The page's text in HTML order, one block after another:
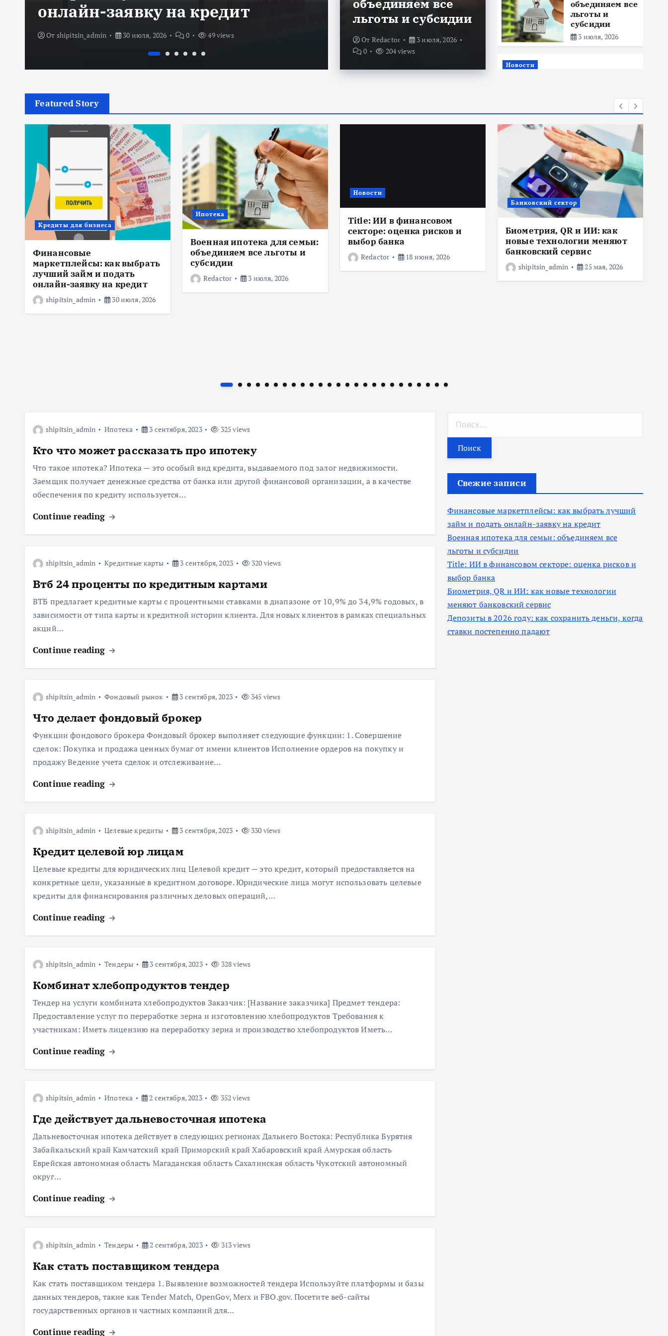
онлайн-заявку на кредит
От shipitsin_admin 30 июля, 2026 0 49 views
субсидии
От Redactor 3 июля, 2026 204 views
объединяем все
льготы и субсидии
От Redactor
3 июля, 2026
0
204 views
объединяем все
льготы и
субсидии
3 июля, 2026
Новости
Featured Story
Кредиты для бизнеса
Финансовые
маркетплейсы: как выбрать
лучший займ и подать
онлайн-заявку на кредит
shipitsin_admin 30 июля, 2026
Ипотека
Военная ипотека для семьи:
объединяем все льготы и
субсидии
Redactor 3 июля, 2026
Новости
Title: ИИ в финансовом
секторе: оценка рисков и
выбор банка
Redactor 18 июня, 2026
Банковский сектор
Биометрия, QR и ИИ: как
новые технологии меняют
банковский сервис
shipitsin_admin 25 мая, 2026
shipitsin_admin Ипотека 3 сентября, 2023 325 views
Кто что может рассказать про ипотеку
Что такое ипотека? Ипотека — это особый вид кредита, выдаваемого под залог недвижимости.
Заемщик получает денежные средства от банка или другой финансовой организации, а в качестве
обеспечения по кредиту используется…
Continue reading
shipitsin_admin Кредитные карты 3 сентября, 2023 320 views
Втб 24 проценты по кредитным картами
ВТБ предлагает кредитные карты с процентными ставками в диапазоне от 10,9% до 34,9% годовых, в
зависимости от типа карты и кредитной истории клиента. Для новых клиентов в рамках специальных
акций…
Continue reading
shipitsin_admin Фондовый рынок 3 сентября, 2023 345 views
Что делает фондовый брокер
Функции фондового брокера Фондовый брокер выполняет следующие функции: 1. Совершение
сделок: Покупка и продажа ценных бумаг от имени клиентов Исполнение ордеров на покупку и
продажу Ведение учета сделок и отслеживание…
Continue reading
shipitsin_admin Целевые кредиты 3 сентября, 2023 330 views
Кредит целевой юр лицам
Целевые кредиты для юридических лиц Целевой кредит — это кредит, который предоставляется на
конкретные цели, указанные в кредитном договоре. Юридические лица могут использовать целевые
кредиты для финансирования различных деловых операций,…
Continue reading
shipitsin_admin Тендеры 3 сентября, 2023 328 views
Комбинат хлебопродуктов тендер
Тендер на услуги комбината хлебопродуктов Заказчик: [Название заказчика] Предмет тендера:
Предоставление услуг по переработке зерна и изготовлению хлебопродуктов Требования к
участникам: Иметь лицензию на переработку зерна и производство хлебопродуктов Иметь…
Continue reading
shipitsin_admin Ипотека 2 сентября, 2023 352 views
Где действует дальневосточная ипотека
Дальневосточная ипотека действует в следующих регионах Дальнего Востока: Республика Бурятия
Забайкальский край Камчатский край Приморский край Хабаровский край Амурская область
Еврейская автономная область Магаданская область Сахалинская область Чукотский автономный
округ…
Continue reading
shipitsin_admin Тендеры 2 сентября, 2023 313 views
Как стать поставщиком тендера
Как стать поставщиком тендера 1. Выявление возможностей тендера Используйте платформы и базы
данных тендеров, такие как Tender Match, OpenGov, Merx и FBO.gov. Посетите веб-сайты
государственных органов и частных компаний для…
Continue reading
т
и
Свежие записи
Финансовые маркетплейсы: как выбрать лучший
займ и подать онлайн-заявку на кредит
Военная ипотека для семьи: объединяем все
льготы и субсидии
Title: ИИ в финансовом секторе: оценка рисков и
выбор банка
Биометрия, QR и ИИ: как новые технологии
меняют банковский сервис
Депозиты в 2026 году: как сохранить деньги, когда
ставки постепенно падают